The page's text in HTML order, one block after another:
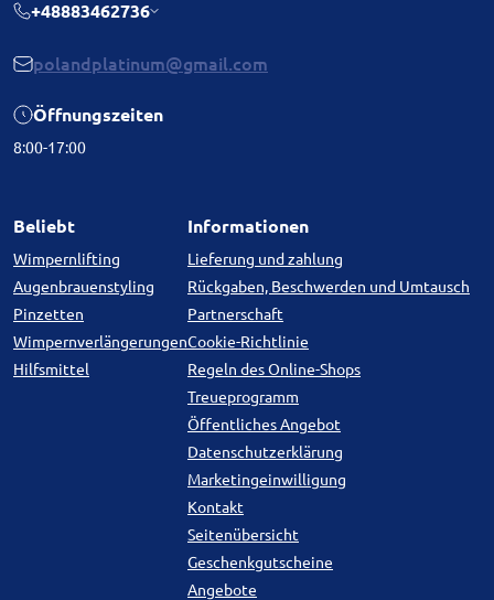
+48883462736
polandplatinum@gmail.com
Öffnungszeiten
8:00-17:00
Beliebt
Wimpernlifting
Augenbrauenstyling
Pinzetten
Wimpernverlängerungen
Hilfsmittel
Informationen
Lieferung und zahlung
Rückgaben, Beschwerden und Umtausch
Partnerschaft
Cookie-Richtlinie
Regeln des Online-Shops
Treueprogramm
Öffentliches Angebot
Datenschutzerklärung
Marketingeinwilligung
Kontakt
Seitenübersicht
Geschenkgutscheine
Angebote